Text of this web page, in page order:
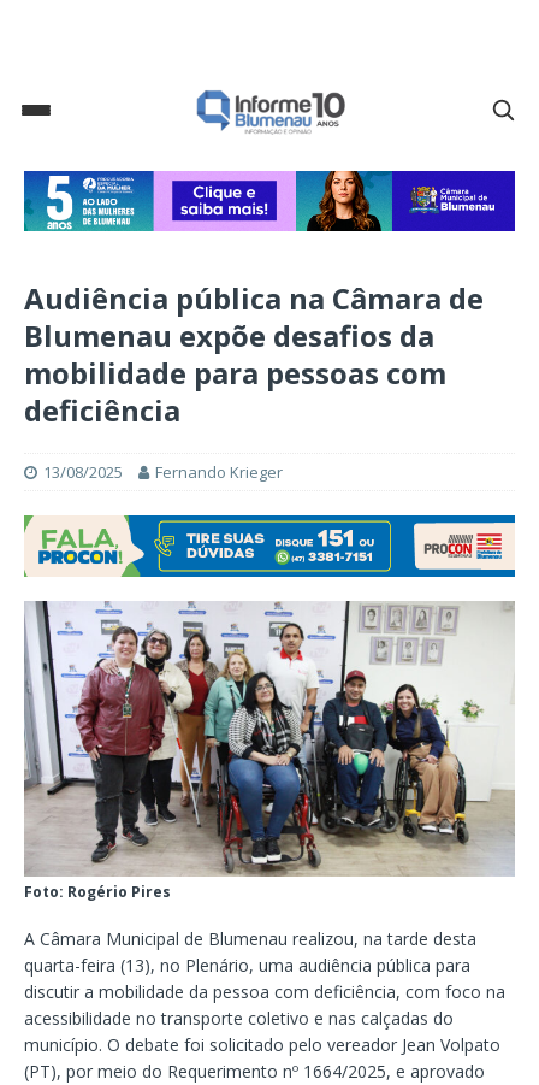
Audiência pública na Câmara de
Blumenau expõe desafios da
mobilidade para pessoas com
deficiência
13/08/2025 Fernando Krieger
Foto: Rogério Pires
A Câmara Municipal de Blumenau realizou, na tarde desta
quarta-feira (13), no Plenário, uma audiência pública para
discutir a mobilidade da pessoa com deficiência, com foco na
acessibilidade no transporte coletivo e nas calçadas do
município. O debate foi solicitado pelo vereador Jean Volpato
(PT), por meio do Requerimento nº 1664/2025, e aprovado